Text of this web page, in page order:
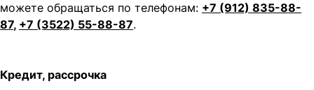
можете обращаться по телефонам: +7 (912) 835-88-
87, +7 (3522) 55-88-87.
Кредит, рассрочка